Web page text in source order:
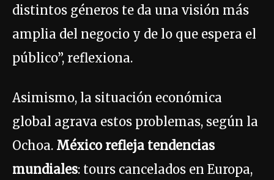
distintos géneros te da una visión más
amplia del negocio y de lo que espera el
público”, reflexiona.
Asimismo, la situación económica
global agrava estos problemas, según la
Ochoa. México refleja tendencias
mundiales: tours cancelados en Europa,